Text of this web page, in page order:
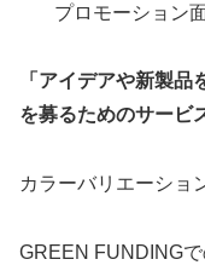
プロモーション
「アイデアや新製
を募るためのサービ
カラーバリエーショ
GREEN FUNDING